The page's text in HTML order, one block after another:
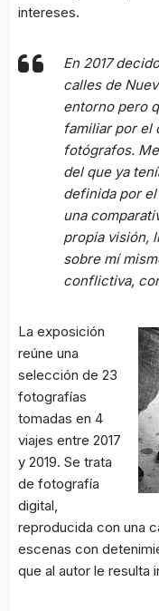
intereses.
En 2017
calles de
entorno pero
familiar por el
fotógrafos.
del que ya
definida por
una
propia visión,
sobre mí
conflictiva,
La exposición
reúne una
selección de 23
fotografías
tomadas en 4
viajes entre 2017
y 2019. Se trata
de fotografía
digital,
reproducida con una
escenas con
que al autor le resulta